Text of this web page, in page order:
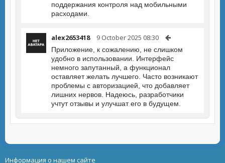
поддержания контроля над мобильными
расходами.
alex2653418 9 October 2025 08:30
Приложение, к сожалению, не слишком
удобно в использовании. Интерфейс
немного запутанный, а функционал
оставляет желать лучшего. Часто возникают
проблемы с авторизацией, что добавляет
лишних нервов. Надеюсь, разработчики
учтут отзывы и улучшат его в будущем.
Информация о нашем сайте